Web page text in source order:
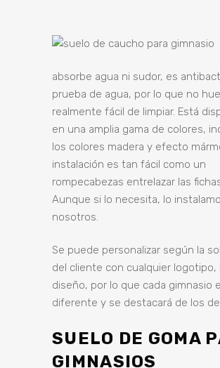
absorbe agua ni sudor, es
prueba de agua, por lo que no
realmente fácil de limpiar. Está
en una amplia gama de colores,
los colores madera y efecto
instalación es tan fácil como un
rompecabezas entrelazar las
Aunque si lo necesita, lo
nosotros.
Se puede personalizar según la
del cliente con cualquier logotipo,
diseño, por lo que cada gimnasio
diferente y se destacará de los
SUELO DE GOMA
GIMNASIOS